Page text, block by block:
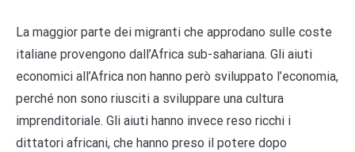
La maggior parte dei migranti che approdano sulle coste
italiane provengono dall’Africa sub-sahariana. Gli aiuti
economici all’Africa non hanno però sviluppato l’economia,
perché non sono riusciti a sviluppare una cultura
imprenditoriale. Gli aiuti hanno invece reso ricchi i
dittatori africani, che hanno preso il potere dopo